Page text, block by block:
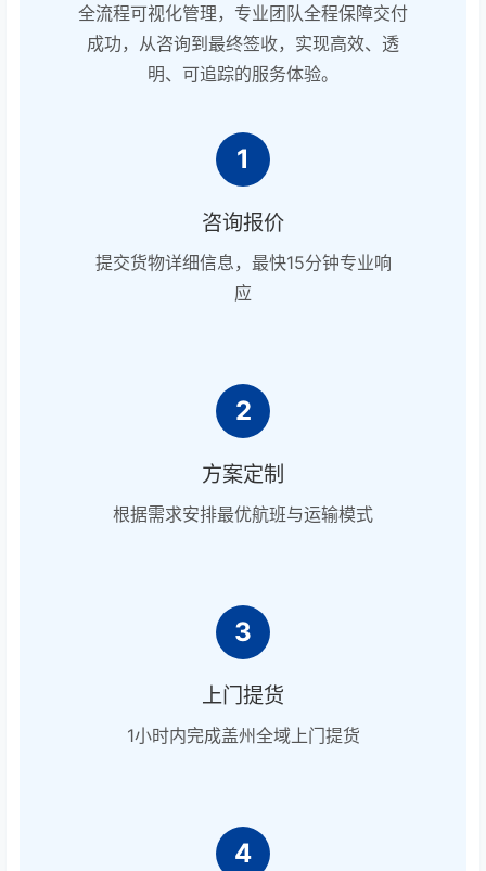
全流程可视化管理，专业团队全程保障交付
成功，从咨询到最终签收，实现高效、透
明、可追踪的服务体验。
1
咨询报价
提交货物详细信息，最快15分钟专业响
应
2
方案定制
根据需求安排最优航班与运输模式
3
上门提货
1小时内完成盖州全域上门提货
4